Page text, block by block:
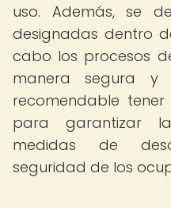
uso. Además, se
designadas dentro
cabo los procesos
manera segura y
recomendable
para garantizar
medidas de
seguridad de los